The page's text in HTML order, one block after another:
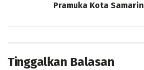
Pramuka Kota
Tinggalkan Balasan